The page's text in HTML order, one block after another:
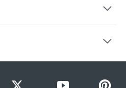
olduğumuz PTT,
teslim edilir.
yapabilirim?
Miktarı
Taksitli Tutar